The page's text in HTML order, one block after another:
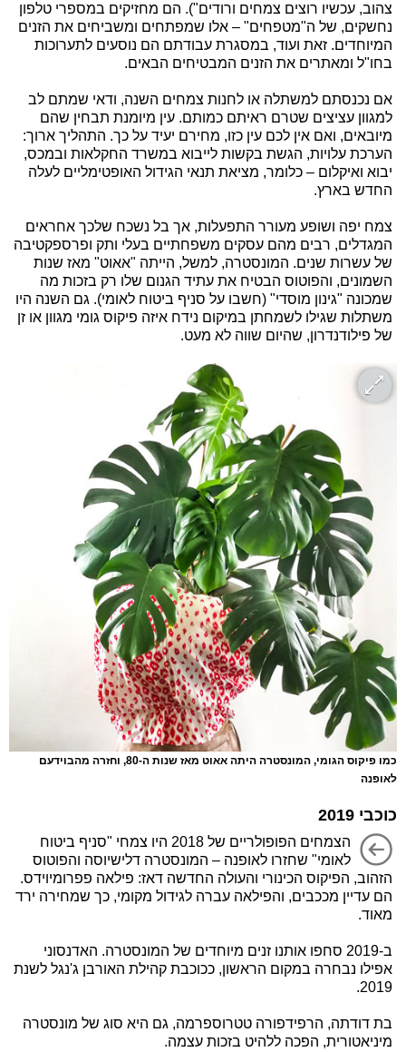
צהוב, עכשיו רוצים צמחים ורודים"). הם מחזיקים במספרי טלפון
נחשקים, של ה"מטפחים" – אלו שמפתחים ומשביחים את הזנים
המיוחדים. זאת ועוד, במסגרת עבודתם הם נוסעים לתערוכות
בחו"ל ומאתרים את הזנים המבטיחים הבאים.
אם נכנסתם למשתלה או לחנות צמחים השנה, ודאי שמתם לב
למגוון עציצים שטרם ראיתם כמותם. עין מיומנת תבחין שהם
מיובאים, ואם אין לכם עין כזו, מחירם יעיד על כך. התהליך ארוך:
הערכת עלויות, הגשת בקשות לייבוא במשרד החקלאות ובמכס,
יבוא ואיקלום – כלומר, מציאת תנאי הגידול האופטימליים לעלה
החדש בארץ.
צמח יפה ושופע מעורר התפעלות, אך בל נשכח שלכך אחראים
המגדלים, רבים מהם עסקים משפחתיים בעלי ותק ופרספקטיבה
של עשרות שנים. המונסטרה, למשל, הייתה "אאוט" מאז שנות
השמונים, והפוטוס הבטיח את עתיד הגנום שלו רק בזכות מה
שמכונה "גינון מוסדי" (חשבו על סניף ביטוח לאומי). גם השנה היו
משתלות שגילו לשמחתן במיקום נידח איזה פיקוס גומי מגוון או זן
של פילודנדרון, שהיום שווה לא מעט.
כמו פיקוס הגומי, המונסטרה היתה אאוט מאז שנות ה-80, וחזרה מהבוידעם
לאופנה
כוכבי 2019
הצמחים הפופולריים של 2018 היו צמחי "סניף ביטוח
לאומי" שחזרו לאופנה – המונסטרה דלישיוסה והפוטוס
הזהוב, הפיקוס הכינורי והעולה החדשה דאז: פילאה פפרומיוידס.
הם עדיין מככבים, והפילאה עברה לגידול מקומי, כך שמחירה ירד
מאוד.
ב-2019 סחפו אותנו זנים מיוחדים של המונסטרה. האדנסוני
אפילו נבחרה במקום הראשון, ככוכבת קהילת האורבן ג'נגל לשנת
2019.
בת דודתה, הרפידפורה טטרוספרמה, גם היא סוג של מונסטרה
מיניאטורית, הפכה ללהיט בזכות עצמה.